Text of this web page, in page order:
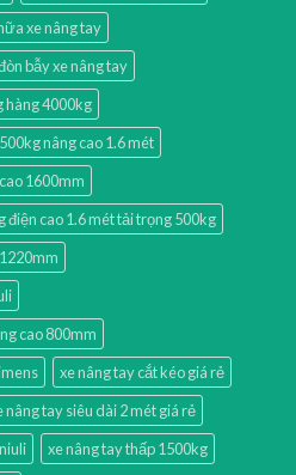
xe nâng tay
bẫy xe nâng tay
hàng 4000kg
nâng cao 1.6 mét
1600mm
điện cao 1.6 mét tải trọng 500kg
cao 800mm
xe nâng tay cắt kéo giá rẻ
nâng tay siêu dài 2 mét giá rẻ
xe nâng tay thấp 1500kg